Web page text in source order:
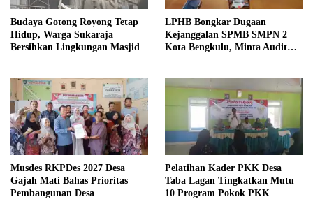
Budaya Gotong Royong Tetap
Hidup, Warga Sukaraja
Bersihkan Lingkungan Masjid
LPHB Bongkar Dugaan
Kejanggalan SPMB SMPN 2
Kota Bengkulu, Minta Audit
Musdes RKPDes 2027 Desa
Gajah Mati Bahas Prioritas
Pembangunan Desa
Pelatihan Kader PKK Desa
Taba Lagan Tingkatkan Mutu
10 Program Pokok PKK